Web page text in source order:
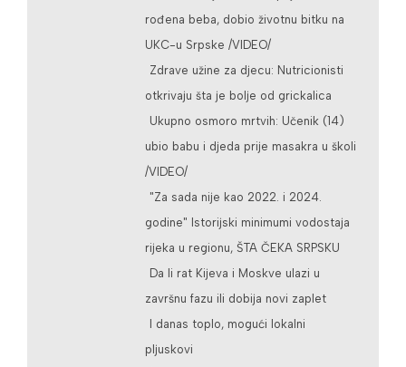
rođena beba, dobio životnu bitku na
UKC-u Srpske /VIDEO/
Zdrave užine za djecu: Nutricionisti
otkrivaju šta je bolje od grickalica
Ukupno osmoro mrtvih: Učenik (14)
ubio babu i djeda prije masakra u školi
/VIDEO/
"Za sada nije kao 2022. i 2024.
godine" Istorijski minimumi vodostaja
rijeka u regionu, ŠTA ČEKA SRPSKU
Da li rat Kijeva i Moskve ulazi u
završnu fazu ili dobija novi zaplet
I danas toplo, mogući lokalni
pljuskovi